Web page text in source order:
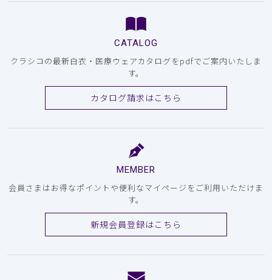
CATALOG
クラシコの最新白衣・医療ウェアカタログをpdfでご案内いたしま
す。
カタログ請求はこちら
MEMBER
会員さまはお得なポイントや便利なマイページをご利用いただけま
す。
新規会員登録はこちら